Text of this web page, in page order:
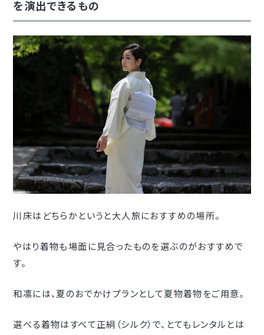
を演出できるもの
川床はどちらかというと大人旅におすすめの場所。
やはり着物も場面に見合ったものを選ぶのがおすすめで
す。
和凛には、夏のおでかけプランとして夏物着物をご用意。
選べる着物はすべて正絹（シルク）で、とてもレンタルとは